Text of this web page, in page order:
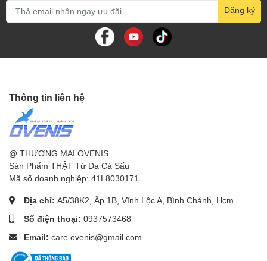
Đăng ký
Thông tin liên hệ
@ THƯƠNG MẠI OVENIS
Sản Phẩm THẬT Từ Da Cá Sấu
Mã số doanh nghiệp: 41L8030171
Địa chỉ: A5/38K2, Ấp 1B, Vĩnh Lộc A, Bình Chánh, Hcm
Số điện thoại: 0937573468
Email: care.ovenis@gmail.com